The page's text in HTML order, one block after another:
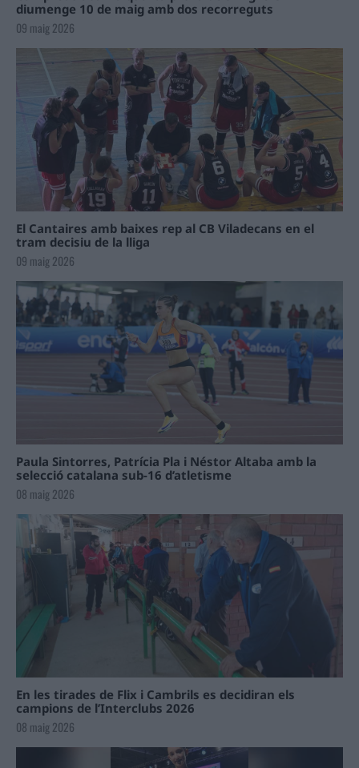
diumenge 10 de maig amb dos recorreguts
09 maig 2026
El Cantaires amb baixes rep al CB Viladecans en el
tram decisiu de la lliga
09 maig 2026
Paula Sintorres, Patrícia Pla i Néstor Altaba amb la
selecció catalana sub-16 d’atletisme
08 maig 2026
En les tirades de Flix i Cambrils es decidiran els
campions de l’Interclubs 2026
08 maig 2026